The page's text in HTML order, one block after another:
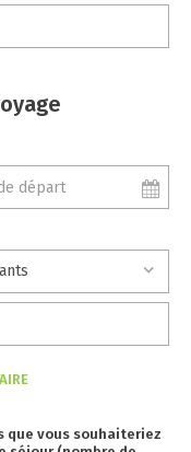
que vous souhaiteriez